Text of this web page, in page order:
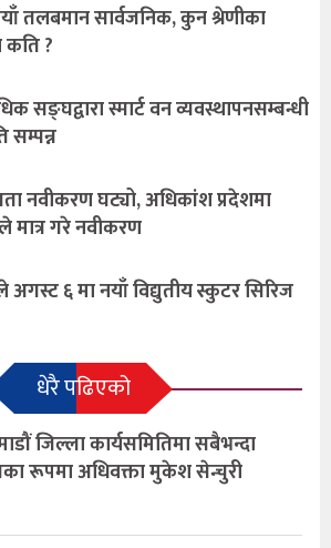
तलबमान सार्वजनिक, कुन श्रेणीका
?
सङ्घद्वारा स्मार्ट वन व्यवस्थापनसम्बन्धी
सम्पन्न
नवीकरण घट्यो, अधिकांश प्रदेशमा
गरे नवीकरण
अगस्ट ६ मा नयाँ विद्युतीय स्कुटर सिरिज
धेरै पढिएको
जिल्ला कार्यसमितिमा सबैभन्दा
रूपमा अधिवक्ता मुकेश सेन्चुरी